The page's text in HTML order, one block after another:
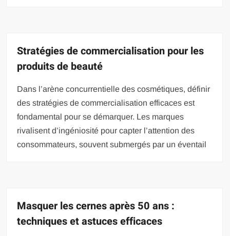
Stratégies de commercialisation pour les
produits de beauté
Dans l’arène concurrentielle des cosmétiques, définir
des stratégies de commercialisation efficaces est
fondamental pour se démarquer. Les marques
rivalisent d’ingéniosité pour capter l’attention des
consommateurs, souvent submergés par un éventail
Masquer les cernes après 50 ans :
techniques et astuces efficaces